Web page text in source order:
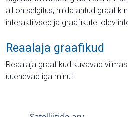
all on selgitus, mida antud graafik
interaktiivsed ja graafikutel olev
Reaalaja graafikud
Reaalaja graafikud kuvavad
uuenevad iga minut.